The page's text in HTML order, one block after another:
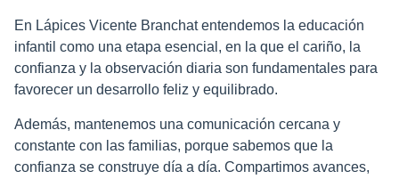
En Lápices Vicente Branchat entendemos la educación
infantil como una etapa esencial, en la que el cariño, la
confianza y la observación diaria son fundamentales para
favorecer un desarrollo feliz y equilibrado.
Además, mantenemos una comunicación cercana y
constante con las familias, porque sabemos que la
confianza se construye día a día. Compartimos avances,